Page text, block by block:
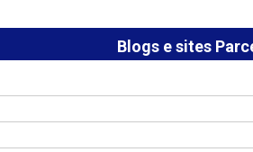
Blogs e sites